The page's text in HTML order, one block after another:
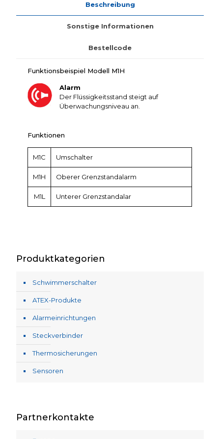
Beschreibung
Sonstige Informationen
Bestellcode
Funktionsbeispiel Modell M1H
Alarm
Der Flüssigkeitsstand steigt auf
Überwachungsniveau an.
Funktionen
M1C Umschalter
M1H Oberer Grenzstandalarm
M1L Unterer Grenzstandalar
Produktkategorien
Schwimmerschalter
ATEX-Produkte
Alarmeinrichtungen
Steckverbinder
Thermosicherungen
Sensoren
Partnerkontakte